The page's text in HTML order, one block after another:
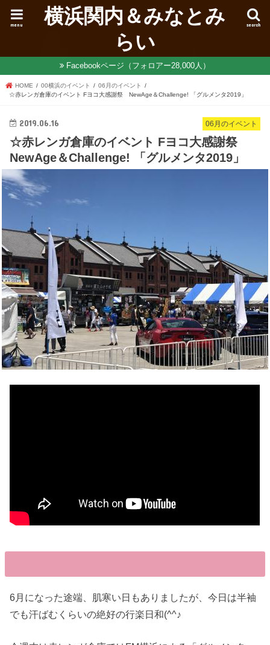
横浜関内＆みなとみ
らい
search
menu
Facebookページ（フォロアー28,000人）
HOME 00横浜のイベント
06月のイベント
☆赤レンガ倉庫のイベント Fヨコ大感謝祭 NewAge＆Challenge! 「グルメンタ2019」
06月のイベント
2019.06.16
☆赤レンガ倉庫のイベント Fヨコ大感謝祭
NewAge＆Challenge! 「グルメンタ2019」
6月になった途端、肌寒い日もありましたが、今日は半袖
でも汗ばむくらいの絶好の行楽日和(^^♪